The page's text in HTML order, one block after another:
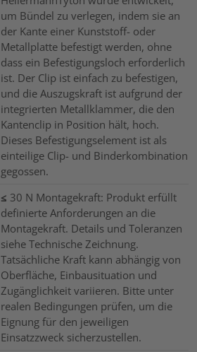
um Bündel zu verlegen, indem sie an
der Kante einer Kunststoff- oder
Metallplatte befestigt werden, ohne
dass ein Befestigungsloch erforderlich
ist. Der Clip ist einfach zu befestigen,
und die Auszugskraft ist aufgrund der
integrierten Metallklammer, die den
Kantenclip in Position hält, hoch.
Dieses Befestigungselement ist als
einteilige Clip- und Binderkombination
gegossen.
≤ 30 N Montagekraft: Produkt erfüllt
definierte Anforderungen an die
Montagekraft. Details und Toleranzen
siehe Technische Zeichnung.
Tatsächliche Kraft kann abhängig von
Oberfläche, Einbausituation und
Zugänglichkeit variieren. Bitte unter
realen Bedingungen prüfen, um die
Eignung für den jeweiligen
Einsatzzweck sicherzustellen.